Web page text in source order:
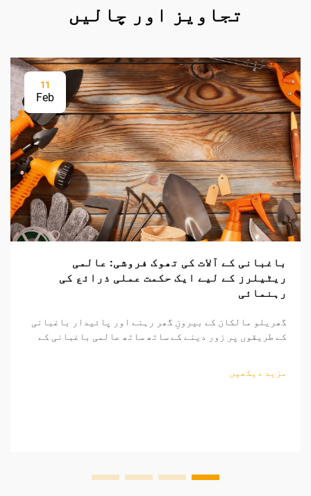
تجاویز اور چالیں
11
Feb
باغبانی کے آلات کی تھوک فروشی: عالمی
ریٹیلرز کے لیے ایک حکمت عملی ذرائع کی
رہنمائی
گھریلو مالکان کے بیرونِ گھر رہنے اور پائیدار باغبانی
کے طریقوں پر زور دینے کے ساتھ ساتھ عالمی باغبانی کے
کے اوزار کی ذرائع کاری کی پیچیدگیوں کو سمجھنا...
مزید دیکھیں